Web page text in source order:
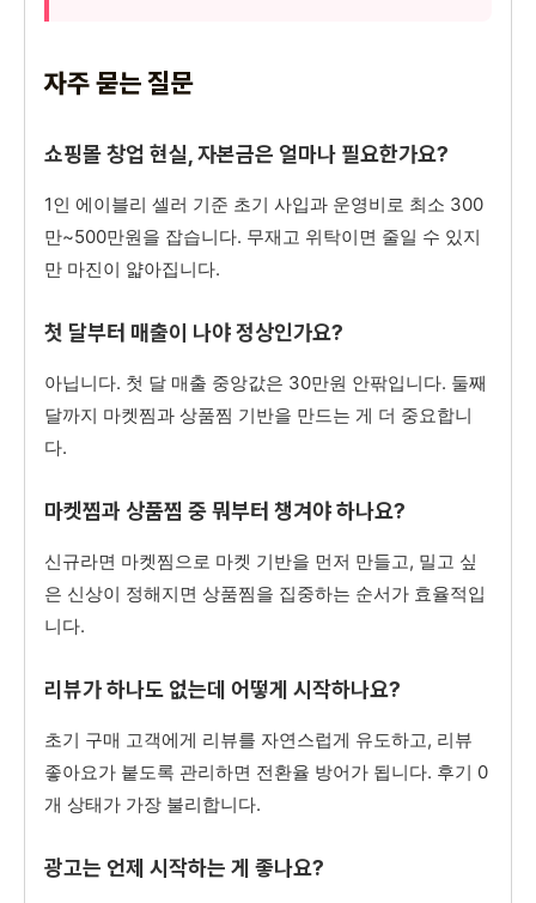
자주 묻는 질문
쇼핑몰 창업 현실, 자본금은 얼마나 필요한가요?
1인 에이블리 셀러 기준 초기 사입과 운영비로 최소 300
만~500만원을 잡습니다. 무재고 위탁이면 줄일 수 있지
만 마진이 얇아집니다.
첫 달부터 매출이 나야 정상인가요?
아닙니다. 첫 달 매출 중앙값은 30만원 안팎입니다. 둘째
달까지 마켓찜과 상품찜 기반을 만드는 게 더 중요합니
다.
마켓찜과 상품찜 중 뭐부터 챙겨야 하나요?
신규라면 마켓찜으로 마켓 기반을 먼저 만들고, 밀고 싶
은 신상이 정해지면 상품찜을 집중하는 순서가 효율적입
니다.
리뷰가 하나도 없는데 어떻게 시작하나요?
초기 구매 고객에게 리뷰를 자연스럽게 유도하고, 리뷰
좋아요가 붙도록 관리하면 전환율 방어가 됩니다. 후기 0
개 상태가 가장 불리합니다.
광고는 언제 시작하는 게 좋나요?